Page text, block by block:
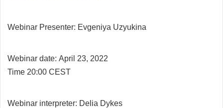
Webinar Presenter: Evgeniya Uzyukina
Webinar date: April 23, 2022
Time 20:00 CEST
Webinar interpreter: Delia Dykes